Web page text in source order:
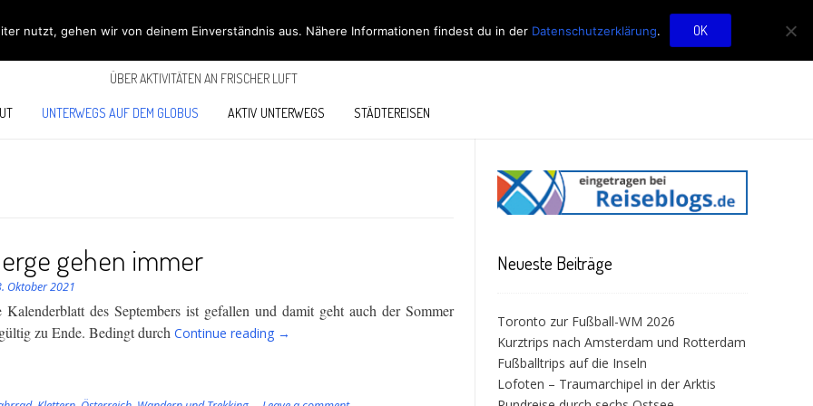
OUTDOOR BLOG
ÜBER AKTIVITÄTEN AN FRISCHER LUFT
UNTERWEGS AUF DEM GLOBUS AKTIV UNTERWEGS STÄDTEREISEN
gehen immer
Oktober 2021
Kalenderblatt des Septembers ist gefallen und damit geht auch der Sommer
zu Ende.BedingtdurchContinue reading
“Die
→
Neueste Beiträge
Toronto zur Fußball-WM 2026
Kurztrips nach Amsterdam und Rotterdam
Fußballtrips auf die Inseln
Lofoten – Traumarchipel in der Arktis
nutzt, gehen wir von deinem Einverständnis aus. Nähere Informationen findest du in der Datenschutzerklärung. OK